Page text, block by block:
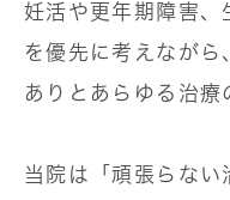
妊活や更年期障害、
を優先に考えながら
ありとあらゆる治療
当院は「頑張らない